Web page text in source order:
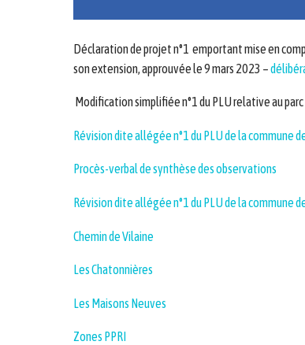
Déclaration de projet n°1 emportant mise en
son extension, approuvée le 9 mars 2023 –
Modification simplifiée n°1 du PLU relative au
Révision dite allégée n°1 du PLU de la commune
Procès-verbal de synthèse des observations
Révision dite allégée n°1 du PLU de la commune
Chemin de Vilaine
Les Chatonnières
Les Maisons Neuves
Zones PPRI